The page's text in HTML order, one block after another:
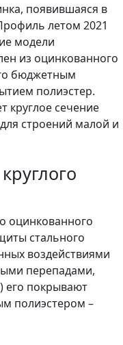
появившаяся в
летом 2021
модели
из оцинкованного
бюджетным
полиэстер.
круглое сечение
строений малой и
оцинкованного
стального
воздействиями
перепадами,
покрывают
полиэстером –